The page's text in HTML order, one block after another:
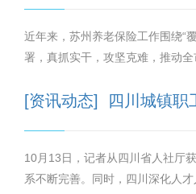
近年来，苏州养老保险工作围绕“
署，真抓实干，攻坚克难，推动
[资讯动态] 四川城镇职
10月13日，记者从四川省人社厅
系不断完善。同时，四川深化人